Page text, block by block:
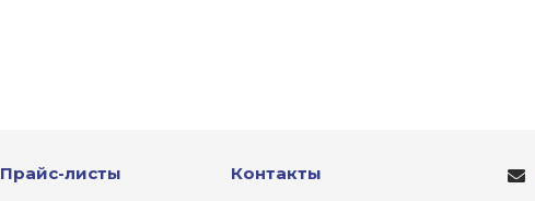
Прайс-листы Контакты